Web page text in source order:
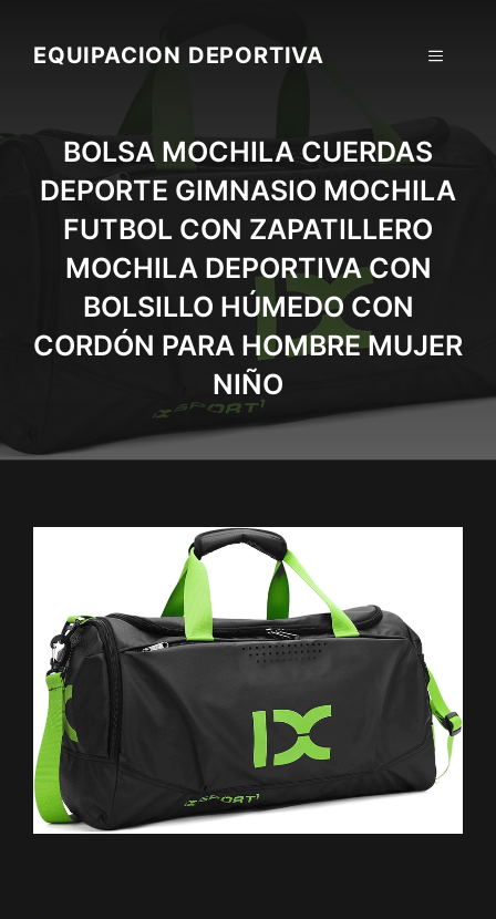
contentEQUIPACION DEPORTIVA MENU
BOLSA MOCHILA CUERDAS
DEPORTE GIMNASIO MOCHILA
FUTBOL CON ZAPATILLERO
MOCHILA DEPORTIVA CON
BOLSILLO HÚMEDO CON
CORDÓN PARA HOMBRE MUJER
NIÑO